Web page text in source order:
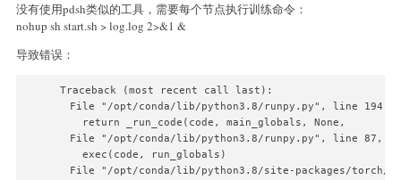
error_file: <N/A>
traceback : Signal 9 (SIGKILL) received by PID 263138
没有使用pdsh类似的工具，需要每个节点执行训练命令：
nohup sh start.sh > log.log 2>&1 &
导致错误：
Traceback (most recent call last):
File "/opt/conda/lib/python3.8/runpy.py", line 194,
    return _run_code(code, main_globals, None,
File "/opt/conda/lib/python3.8/runpy.py", line 87,
    exec(code, run_globals)
File "/opt/conda/lib/python3.8/site-packages/torch/